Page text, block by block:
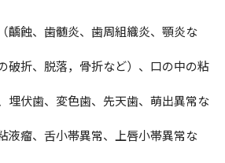
齲蝕、歯髄炎、歯周組織炎、顎炎な
破折、脱落，骨折など）、口の中の粘
埋伏歯、変色歯、先天歯、萌出異常な
液瘤、舌小帯異常、上唇小帯異常な